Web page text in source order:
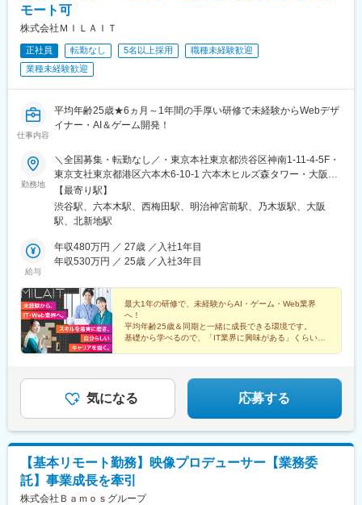
加え、753や成人衣装のモデル撮影などの企画に参加したり、社
内でのフォトコンテストやスタジオのリニューアル作業などもご
■当社について：
います。思いやりこそが弊社の考える「できた人」としての大切
な要素です。
時代の進化は早く、コロナ禍でより一層企業の生産性向上政策、
DX（デジタルトランスフォーメーション）が求められています。
AIを駆使したマーケティングや顧客管理も必須な過程になりつつ
あります。しかし企業にとって何よりも大切なことは「人」から
の「愛情」が生み出す様々な「思いやり」ではないでしょうか。
弊社は「人」本来の持っている能力、個性を最大限に引き出し、
お客様にとって「なくてはならない人」として成長させることが
目標の一つです。
し、いつの時代も変わらない社員の人としての強さを信じ、また
変化に対応するだけではなく一人一人の創造力を大切にし、変化
を自ら生み出していく組織を目指しています。
変更の範囲：会社の定める業務
モート可
株式会社ＭＩＬＡＩＴ
正社員 転勤なし 5名以上採用
職種未経験歓迎
業種未経験歓迎
仕事内容
平均年齢25歳★6ヵ月～1年間の手厚い研修で未経験からWebデザ
イナー・AI＆ゲーム開発！
勤務地
＼全国募集・転勤なし／・東京本社東京都渋谷区神南1-11-4-5F・
東京支社東京都港区六本木6-10-1 六本木ヒルズ森タワー・大阪支
社：大阪府大阪市北区梅田2-4-9 ブリーゼタワー1-2F・他各地の
プロジェクト先※勤務地は希望を最大限考慮して決定します。※転
勤なし、Uターン・Iターン歓迎※実務経験者（即戦力枠）の方は、
各線「渋谷駅」より徒歩3分・東京支社各線「六本木駅」より徒歩
3分・大阪支社JR各線「大阪駅」「梅田駅」より徒歩6分
市線「北新地駅」より徒歩3分
【最寄り駅】
渋谷駅、六本木駅、西梅田駅、明治神宮前駅、乃木坂駅、大阪
駅、北新地駅
給与
年収480万円 ／ 27歳 ／入社1年目
年収530万円 ／ 25歳 ／入社3年目
最大1年の研修で、未経験からAI・ゲーム・Web業界
へ！
平均年齢25歳＆同期と一緒に成長できる環境です。
基礎から学べるので、「IT業界に興味がある」くらいで
気になる 応募する
【基本リモート勤務】映像プロデューサー【業務委
託】事業成長を牽引
株式会社Ｂａｍｏｓグループ